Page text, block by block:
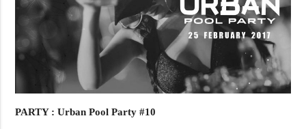
PARTY : Urban Pool Party #10